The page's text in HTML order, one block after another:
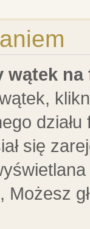
wątek na
się